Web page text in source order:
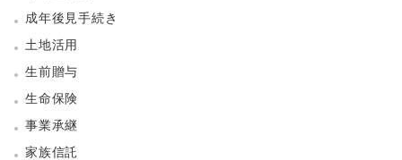
成年後見手続き
土地活用
生前贈与
生命保険
事業承継
家族信託